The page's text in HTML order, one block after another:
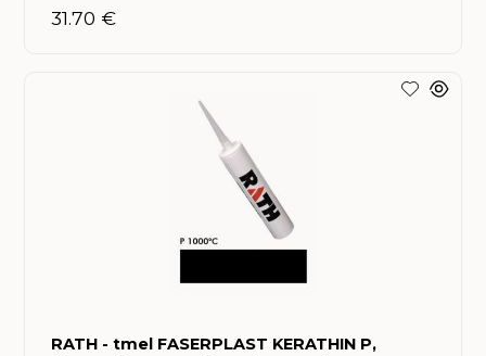
31.70 €
RATH - tmel FASERPLAST KERATHIN P,